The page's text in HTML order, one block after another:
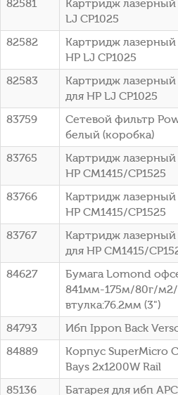
82581
Картридж лазерный
LJ CP1025
82582
Картридж лазерный
HP LJ CP1025
82583
Картридж лазерный
для HP LJ CP1025
83759
Сетевой фильтр
белый (коробка)
83765
Картридж лазерный
HP CM1415/CP1525
83766
Картридж лазерный
HP CM1415/CP1525
83767
Картридж лазерный
для HP CM1415/
84627
Бумага Lomond
841мм-175м/80г/
втулка:76.2мм (3")
84793
Ибп Ippon Back
84889
Корпус SuperMicro
Bays 2x1200W Rail
85136
Батарея для ибп